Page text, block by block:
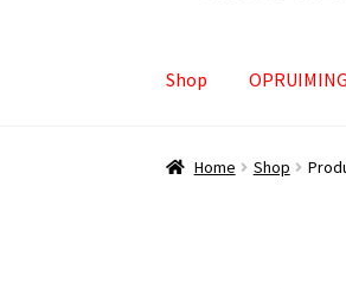
Shop OPRUIMING
Home Shop